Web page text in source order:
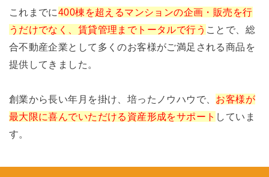
これまでに400棟を超えるマンションの企画・販売を行
うだけでなく、賃貸管理までトータルで行う ことで、総
合不動産企業として多くのお客様がご満足される商品を
提供してきました。
創業から長い年月を掛け、培ったノウハウで、 お客様が
最大限に喜んでいただける資産形成をサポート していま
す。